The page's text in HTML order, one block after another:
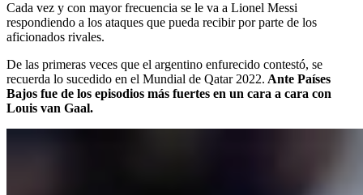
Cada vez y con mayor frecuencia se le va a Lionel Messi
respondiendo a los ataques que pueda recibir por parte de los
aficionados rivales.
De las primeras veces que el argentino enfurecido contestó, se
recuerda lo sucedido en el Mundial de Qatar 2022. Ante Países
Bajos fue de los episodios más fuertes en un cara a cara con
Louis van Gaal.